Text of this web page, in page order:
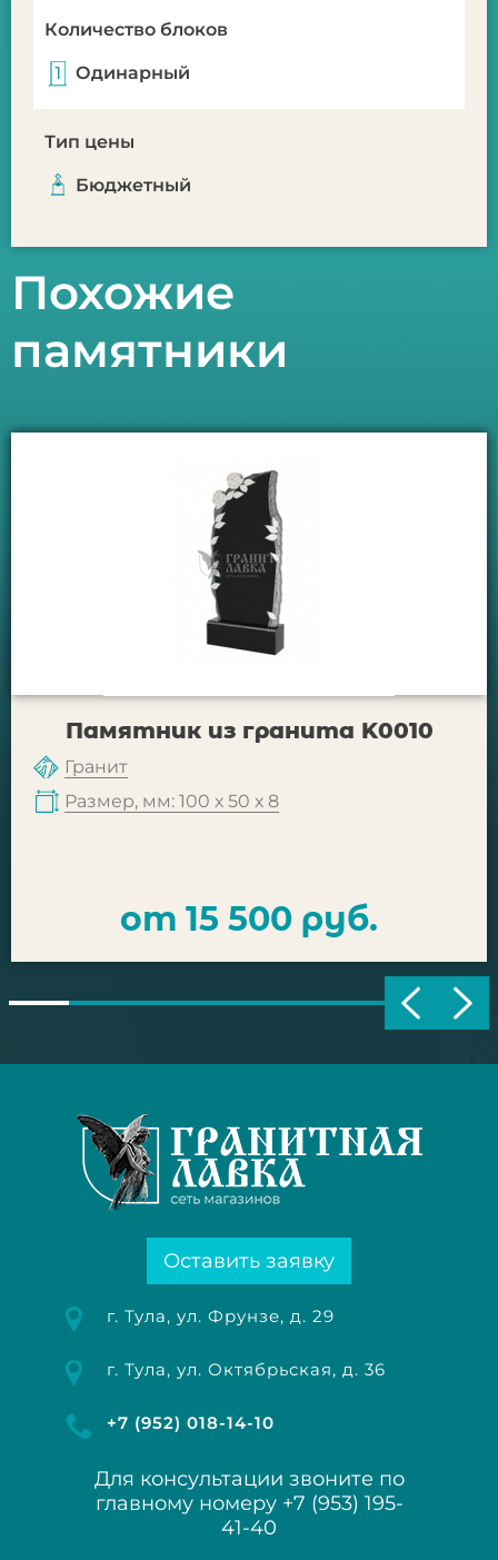
Количество блоков
Одинарный
Тип цены
Бюджетный
Похожие
памятники
Памятник из гранита K0010
Гранит
Размер, мм: 100 х 50 х 8
от 15 500 руб.
Оставить заявку
г. Тула, ул. Фрунзе, д. 29
г. Тула, ул. Октябрьская, д. 36
+7 (952) 018-14-10
Для консультации звоните по
главному номеру +7 (953) 195-
41-40